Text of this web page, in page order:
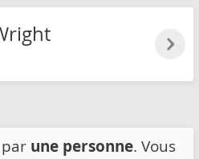
une personne. Vous